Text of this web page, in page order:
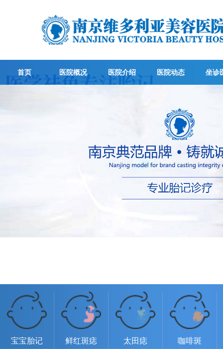
首页 医院概况 医院介绍 医院动态 坐诊
宝宝胎记 鲜红斑痣 太田痣 咖啡斑